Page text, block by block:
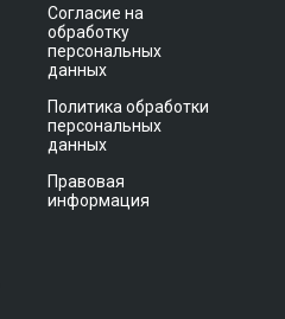
Согласие на
обработку
персональных
данных
Политика обработки
персональных
данных
Правовая
информация